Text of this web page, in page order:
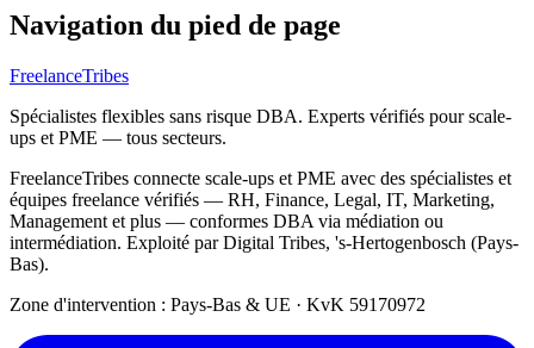
Navigation du pied de page
FreelanceTribes
Spécialistes flexibles sans risque DBA. Experts vérifiés pour scale-
ups et PME — tous secteurs.
FreelanceTribes connecte scale-ups et PME avec des spécialistes et
équipes freelance vérifiés — RH, Finance, Legal, IT, Marketing,
Management et plus — conformes DBA via médiation ou
intermédiation. Exploité par Digital Tribes, 's-Hertogenbosch (Pays-
Bas).
Zone d'intervention : Pays-Bas & UE · KvK 59170972